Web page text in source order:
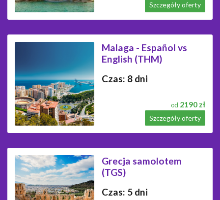
Szczegóły oferty
Malaga - Español vs
English (THM)
Czas: 8 dni
od 2190 zł
Szczegóły oferty
Grecja samolotem
(TGS)
Czas: 5 dni